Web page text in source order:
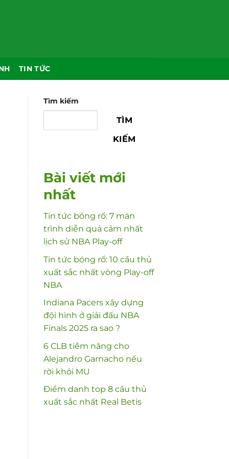
TIN TỨC
Tìm kiếm
TÌM
KIẾM
Bài viết mới
nhất
Tin tức bóng rổ: 7 màn
trình diễn quả cảm nhất
lịch sử NBA Play-off
Tin tức bóng rổ: 10 cầu thủ
xuất sắc nhất vòng Play-off
NBA
Indiana Pacers xây dựng
đội hình ở giải đấu NBA
Finals 2025 ra sao ?
6 CLB tiềm năng cho
Alejandro Garnacho nếu
rời khỏi MU
Điểm danh top 8 cầu thủ
xuất sắc nhất Real Betis